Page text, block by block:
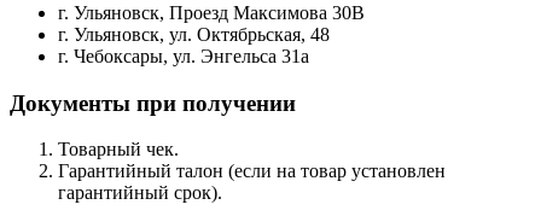
г. Ульяновск, Проезд Максимова 30В
г. Ульяновск, ул. Октябрьская, 48
г. Чебоксары, ул. Энгельса 31а
Документы при получении
Товарный чек.
Гарантийный талон (если на товар установлен
гарантийный срок).